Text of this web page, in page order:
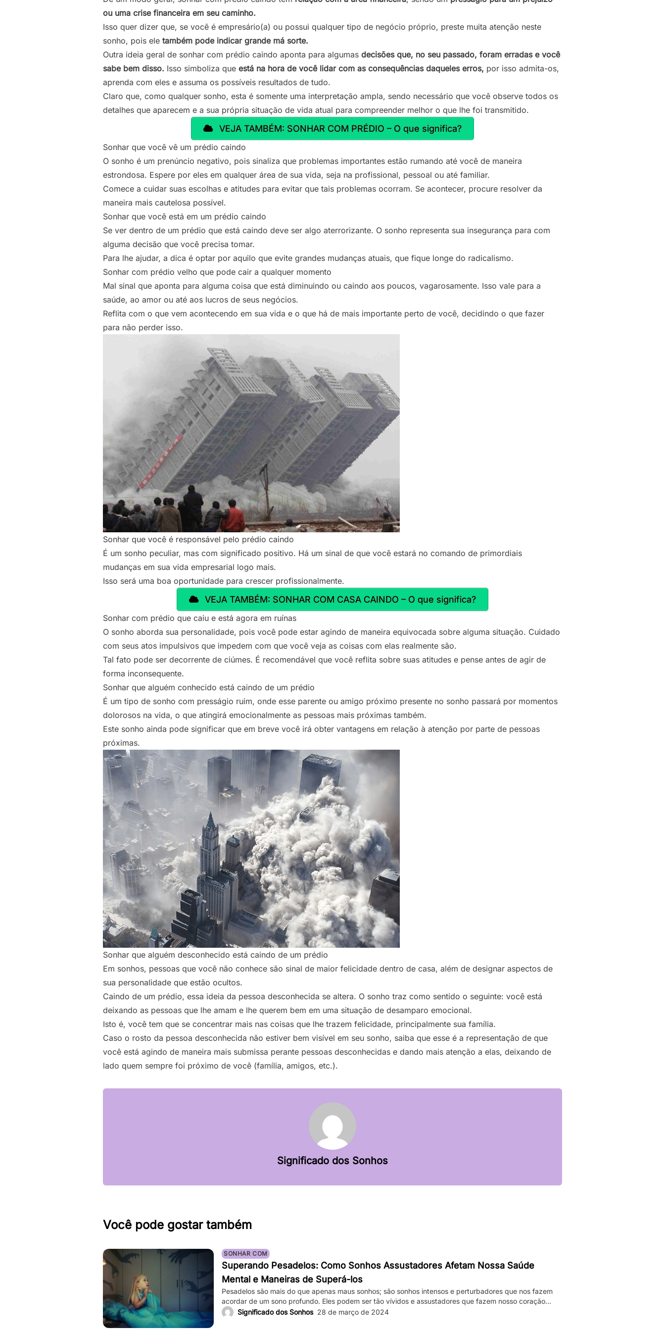
ou uma crise financeira em seu caminho.
Isso quer dizer que, se você é empresário(a) ou possui qualquer tipo de negócio próprio, preste muita atenção neste
sonho, pois ele também pode indicar grande má sorte.
Outra ideia geral de sonhar com prédio caindo aponta para algumas decisões que, no seu passado, foram erradas e você
sabe bem disso. Isso simboliza que está na hora de você lidar com as consequências daqueles erros, por isso admita-os,
aprenda com eles e assuma os possíveis resultados de tudo.
Claro que, como qualquer sonho, esta é somente uma interpretação ampla, sendo necessário que você observe todos os
detalhes que aparecem e a sua própria situação de vida atual para compreender melhor o que lhe foi transmitido.
VEJA TAMBÉM: SONHAR COM PRÉDIO – O que significa?
Sonhar que você vê um prédio caindo
O sonho é um prenúncio negativo, pois sinaliza que problemas importantes estão rumando até você de maneira
estrondosa. Espere por eles em qualquer área de sua vida, seja na profissional, pessoal ou até familiar.
Comece a cuidar suas escolhas e atitudes para evitar que tais problemas ocorram. Se acontecer, procure resolver da
maneira mais cautelosa possível.
Sonhar que você está em um prédio caindo
Se ver dentro de um prédio que está caindo deve ser algo aterrorizante. O sonho representa sua insegurança para com
alguma decisão que você precisa tomar.
Para lhe ajudar, a dica é optar por aquilo que evite grandes mudanças atuais, que fique longe do radicalismo.
Sonhar com prédio velho que pode cair a qualquer momento
Mal sinal que aponta para alguma coisa que está diminuindo ou caindo aos poucos, vagarosamente. Isso vale para a
saúde, ao amor ou até aos lucros de seus negócios.
Reflita com o que vem acontecendo em sua vida e o que há de mais importante perto de você, decidindo o que fazer
para não perder isso.
Sonhar que você é responsável pelo prédio caindo
É um sonho peculiar, mas com significado positivo. Há um sinal de que você estará no comando de primordiais
mudanças em sua vida empresarial logo mais.
Isso será uma boa oportunidade para crescer profissionalmente.
VEJA TAMBÉM: SONHAR COM CASA CAINDO – O que significa?
Sonhar com prédio que caiu e está agora em ruínas
O sonho aborda sua personalidade, pois você pode estar agindo de maneira equivocada sobre alguma situação. Cuidado
com seus atos impulsivos que impedem com que você veja as coisas com elas realmente são.
Tal fato pode ser decorrente de ciúmes. É recomendável que você reflita sobre suas atitudes e pense antes de agir de
forma inconsequente.
Sonhar que alguém conhecido está caindo de um prédio
É um tipo de sonho com presságio ruim, onde esse parente ou amigo próximo presente no sonho passará por momentos
dolorosos na vida, o que atingirá emocionalmente as pessoas mais próximas também.
Este sonho ainda pode significar que em breve você irá obter vantagens em relação à atenção por parte de pessoas
próximas.
Sonhar que alguém desconhecido está caindo de um prédio
Em sonhos, pessoas que você não conhece são sinal de maior felicidade dentro de casa, além de designar aspectos de
sua personalidade que estão ocultos.
Caindo de um prédio, essa ideia da pessoa desconhecida se altera. O sonho traz como sentido o seguinte: você está
deixando as pessoas que lhe amam e lhe querem bem em uma situação de desamparo emocional.
Isto é, você tem que se concentrar mais nas coisas que lhe trazem felicidade, principalmente sua família.
Caso o rosto da pessoa desconhecida não estiver bem visível em seu sonho, saiba que esse é a representação de que
você está agindo de maneira mais submissa perante pessoas desconhecidas e dando mais atenção a elas, deixando de
lado quem sempre foi próximo de você (família, amigos, etc.).
Significado dos Sonhos
Você pode gostar também
SONHAR COM
Superando Pesadelos: Como Sonhos Assustadores Afetam Nossa Saúde
Mental e Maneiras de Superá-los
Pesadelos são mais do que apenas maus sonhos; são sonhos intensos e perturbadores que nos fazem
acordar de um sono profundo. Eles podem ser tão vívidos e assustadores que fazem nosso coração
bater forte, e a sensação de medo persiste mesmo depois de acordarmos. Enquanto pesadelos
Significado dos Sonhos 28 de março de 2024